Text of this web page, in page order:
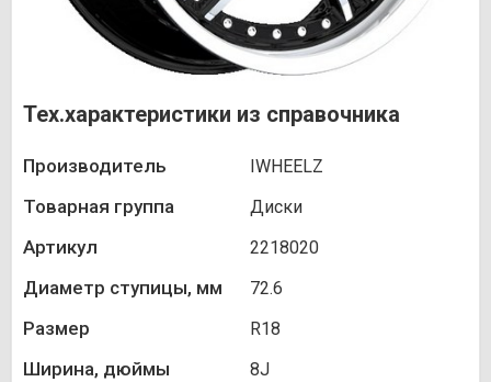
Тех.характеристики из справочника
Производитель IWHEELZ
Товарная группа Диски
Артикул 2218020
Диаметр ступицы, мм 72.6
Размер R18
Ширина, дюймы 8J